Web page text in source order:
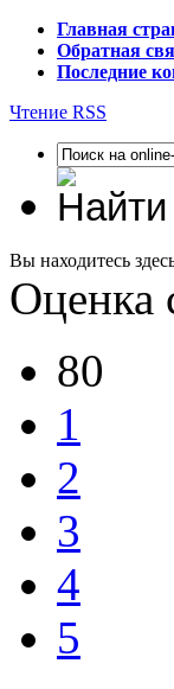
Главная
Обратная
Последние
Чтение RSS
Вы находитесь
Оценка
80
1
2
3
4
5